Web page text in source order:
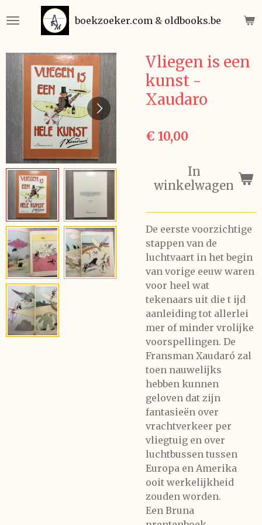
direct
de
hoofdinhoud
boekzoeker.com & oldbooks.be
Vliegen is een
kunst -
Xaudaro
€ 10,00
In
winkelwagen
De eerste voorzichtige
stappen van de
luchtvaart in het begin
van vorige eeuw waren
voor heel wat
tekenaars uit die t ijd
aanleiding tot allerlei
mer of minder vrolijke
voorspellingen. De
Fransman Xaudaró zal
toen nauwelijks
hebben kunnen
geloven dat zijn
fantasieën over
vrachtverkeer per
vliegtuig en over
luchtbussen tussen
Europa en Amerika
ooit werkelijkheid
zouden worden.
Een Bruna